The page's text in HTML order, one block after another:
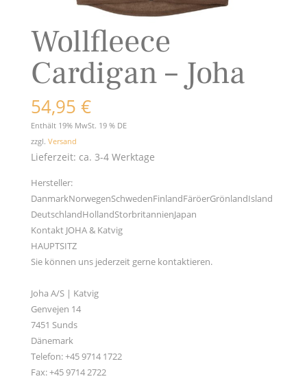
Wollfleece
Cardigan – Joha
54,95 €
Enthält 19% MwSt. 19 % DE
zzgl. Versand
Lieferzeit: ca. 3-4 Werktage
Hersteller:
DanmarkNorwegenSchwedenFinlandFäröerGrönlandIsland
DeutschlandHollandStorbritannienJapan
Kontakt JOHA & Katvig
HAUPTSITZ
Sie können uns jederzeit gerne kontaktieren.
Joha A/S | Katvig
Genvejen 14
7451 Sunds
Dänemark
Telefon: +45 9714 1722
Fax: +45 9714 2722